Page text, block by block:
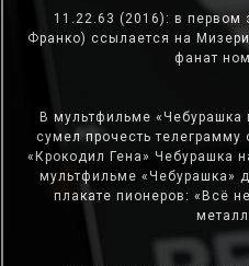
11.22.63 (2016): в
Франко) ссылается на
фанат
В мультфильме «Чебурашка
сумел прочесть
«Крокодил Гена» Чебурашка
мультфильме «Чебурашка»
плакате пионеров: «Всё